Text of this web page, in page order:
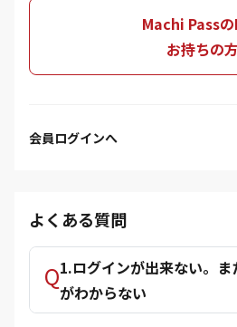
Machi Pass
お持ちの
会員ログインへ
よくある質問
1.ログインが出来ない。
がわからない